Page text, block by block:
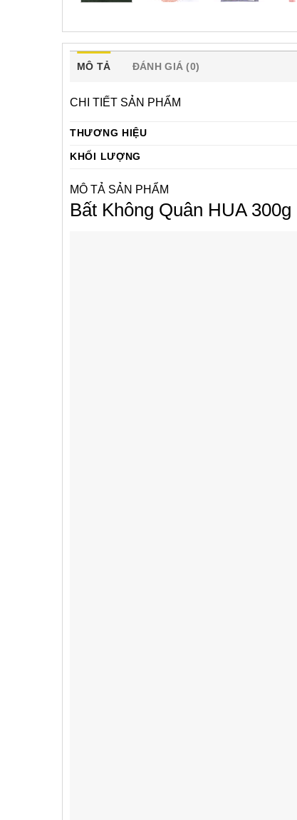
MÔ TẢ ĐÁNH GIÁ (0)
CHI TIẾT SẢN PHẨM
THƯƠNG HIỆU
KHỐI LƯỢNG
MÔ TẢ SẢN PHẨM
Bất Không Quân HUA 300g